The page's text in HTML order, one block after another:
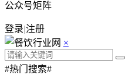
公众号矩阵
登录|注册
×
#热门搜索#